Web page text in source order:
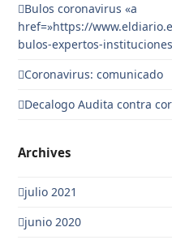
Bulos coronavirus «a
href=»https://
bulos-expertos-
Coronavirus: comunicado
Decalogo Audita contra
Archives
julio 2021
junio 2020